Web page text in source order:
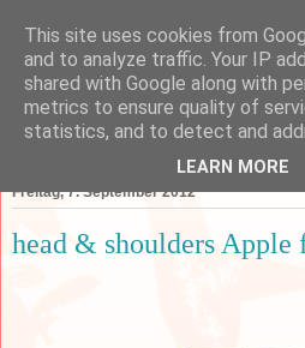
Freitag, 7. September 2012
head & shoulders Apple
This site uses cookies from
and to analyze traffic. Your IP
shared with Google along with
metrics to ensure quality of
statistics, and to detect and
LEARN MORE